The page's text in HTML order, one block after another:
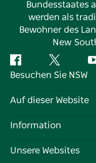
Bundesstaates
werden als
Bewohner des
New
Facebook Twitter
Besuchen Sie NSW
Kontaktieren Sie uns
Cookie-Hinweis
Auf dieser Website
Reiseziele
Information
Reiseinformationen
Unsere Websites